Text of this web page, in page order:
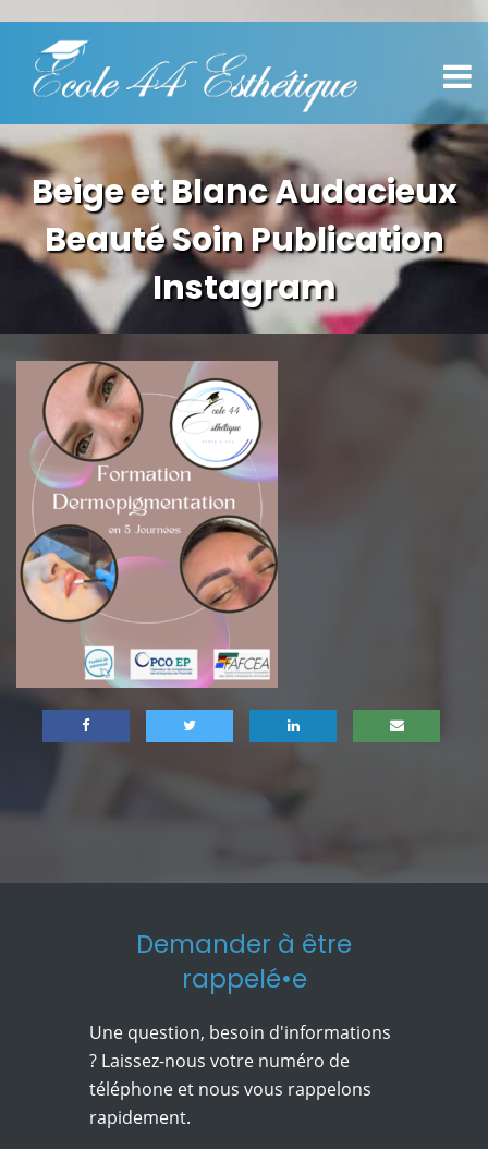
Beige et Blanc Audacieux
Beauté Soin Publication
Instagram
Demander à être
rappelé•e
Une question, besoin d'informations
? Laissez-nous votre numéro de
téléphone et nous vous rappelons
rapidement.